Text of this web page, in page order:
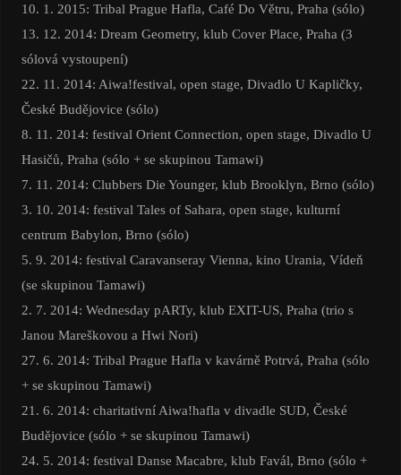
10. 1. 2015: Tribal Prague Hafla, Café Do Větru, Praha (sólo)
13. 12. 2014: Dream Geometry, klub Cover Place, Praha (3
sólová vystoupení)
22. 11. 2014: Aiwa!festival, open stage, Divadlo U Kapličky,
České Budějovice (sólo)
8. 11. 2014: festival Orient Connection, open stage, Divadlo U
Hasičů, Praha (sólo + se skupinou Tamawi)
7. 11. 2014: Clubbers Die Younger, klub Brooklyn, Brno (sólo)
3. 10. 2014: festival Tales of Sahara, open stage, kulturní
centrum Babylon, Brno (sólo)
5. 9. 2014: festival Caravanseray Vienna, kino Urania, Vídeň
(se skupinou Tamawi)
2. 7. 2014: Wednesday pARTy, klub EXIT-US, Praha (trio s
Janou Mareškovou a Hwi Nori)
27. 6. 2014: Tribal Prague Hafla v kavárně Potrvá, Praha (sólo
+ se skupinou Tamawi)
21. 6. 2014: charitativní Aiwa!hafla v divadle SUD, České
Budějovice (sólo + se skupinou Tamawi)
24. 5. 2014: festival Danse Macabre, klub Favál, Brno (sólo +